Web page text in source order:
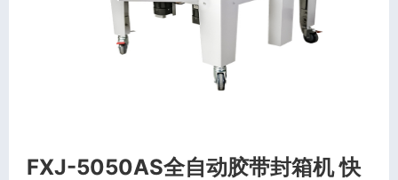
FXJ-5050AS全自动胶带封箱机 快